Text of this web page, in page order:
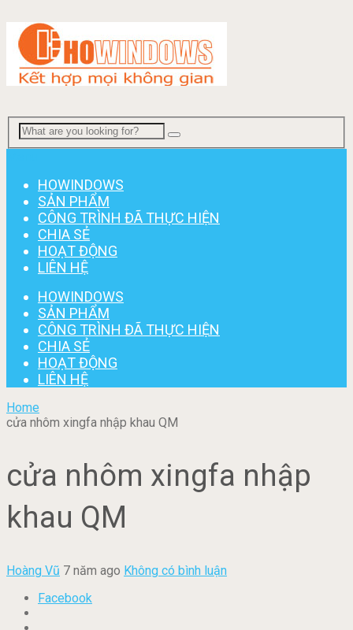
HOWINDOWS
SẢN PHẨM
CÔNG TRÌNH ĐÃ THỰC HIỆN
CHIA SẺ
HOẠT ĐỘNG
LIÊN HỆ
HOWINDOWS
SẢN PHẨM
CÔNG TRÌNH ĐÃ THỰC HIỆN
CHIA SẺ
HOẠT ĐỘNG
LIÊN HỆ
Home
cửa nhôm xingfa nhập khau QM
cửa nhôm xingfa nhập
khau QM
Hoàng Vũ 7 năm ago Không có bình luận
Facebook